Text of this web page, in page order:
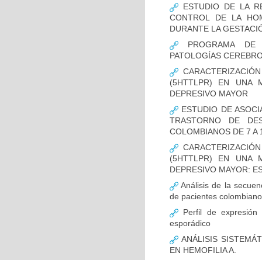
ESTUDIO DE LA
CONTROL DE LA
DURANTE LA
PROGRAMA DE
PATOLOGÍAS
(5HTTLPR) EN UNA
DEPRESIVO MAYOR
ESTUDIO DE
TRASTORNO DE
COLOMBIANOS DE 7 A
(5HTTLPR) EN UNA
DEPRESIVO MAYOR:
Análisis de la
de pacientes
Perfil de expresión
esporádico
ANÁLISIS
EN HEMOFILIA A.